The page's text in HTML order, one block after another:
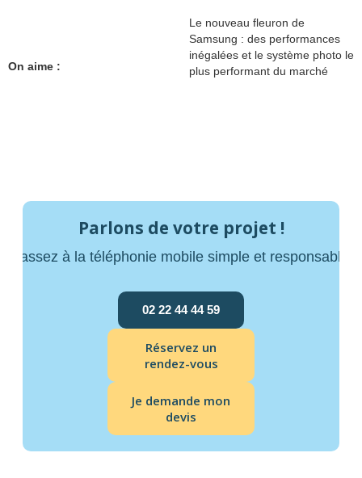
On aime :
Le nouveau fleuron de
Samsung : des performances
inégalées et le système photo le
plus performant du marché
Parlons de votre projet !
Passez à la téléphonie mobile simple et responsable
02 22 44 44 59
Réservez un
rendez-vous
Je demande mon
devis